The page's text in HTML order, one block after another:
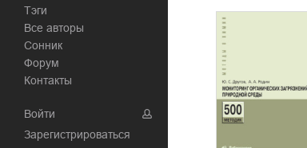
Тэги
Все авторы
Сонник
Форум
Контакты
Войти
Зарегистрироваться